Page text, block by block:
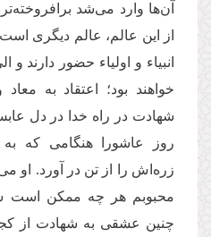
آن‌‌ها وارد می‌‌شد
از این عالم، عالم دیگری
انبیاء و اولیاء حضور دارند
خواهند بود؛ اعتقاد به
شهادت در راه خدا در دل
روز عاشورا هنگامی که
زره‌‌اش را از تن در آورد. او
محبوبم هر چه ممكن است
چنین عشقی به شهادت از